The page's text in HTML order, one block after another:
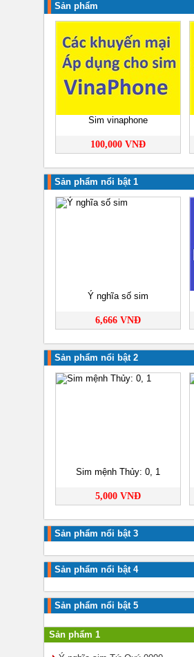
Sản phẩm
Sim vinaphone
100,000 VNĐ
Sản phẩm nổi bật 1
Ý nghĩa số sim
6,666 VNĐ
Sản phẩm nổi bật 2
Sim mệnh Thủy: 0, 1
5,000 VNĐ
Sản phẩm nổi bật 3
Sản phẩm nổi bật 4
Sản phẩm nổi bật 5
Sản phẩm 1